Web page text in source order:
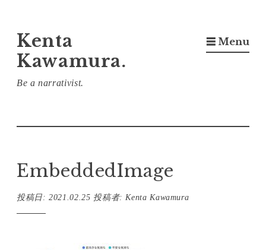
ン
テ
ン
ッ
プ
Kenta
Kawamura.
Be a narrativist.
☰ Menu
EmbeddedImage
投稿日:2021.02.25 投稿者:Kenta Kawamura